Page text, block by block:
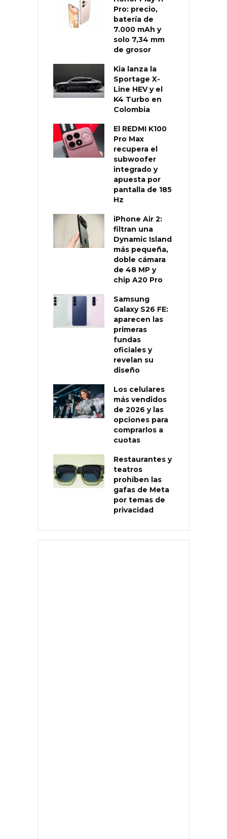
Pro: precio,
batería de
7.000 mAh y
solo 7,34 mm
de grosor
Kia lanza la
Sportage X-
Line HEV y el
K4 Turbo en
Colombia
El REDMI K100
Pro Max
recupera el
subwoofer
integrado y
apuesta por
pantalla de 185
Hz
iPhone Air 2:
filtran una
Dynamic Island
más pequeña,
doble cámara
de 48 MP y
chip A20 Pro
Samsung
Galaxy S26 FE:
aparecen las
primeras
fundas
oficiales y
revelan su
diseño
Los celulares
más vendidos
de 2026 y las
opciones para
comprarlos a
cuotas
Restaurantes y
teatros
prohíben las
gafas de Meta
por temas de
privacidad